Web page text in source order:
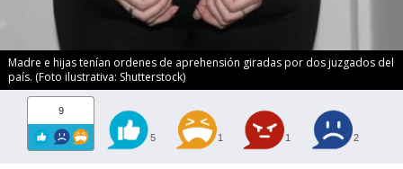
Madre e hijas tenían ordenes de aprehensión giradas por dos juzgados del
país. (Foto ilustrativa: Shutterstock)
9
5 1 1 2